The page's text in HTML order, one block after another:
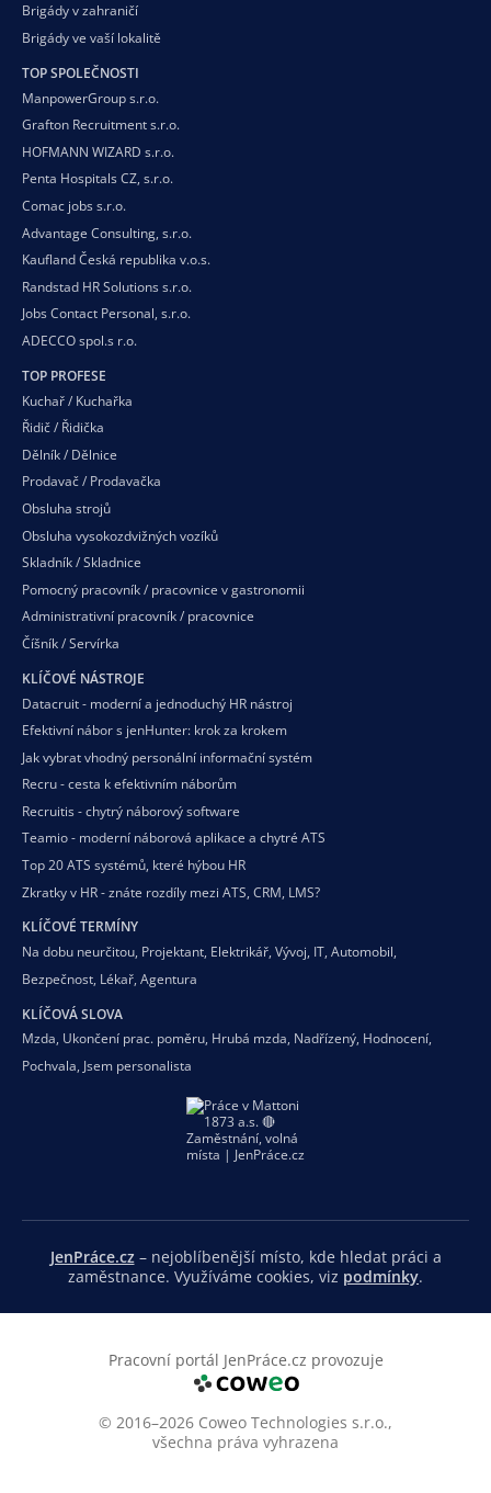
Brigády v zahraničí
Brigády ve vaší lokalitě
TOP SPOLEČNOSTI
ManpowerGroup s.r.o.
Grafton Recruitment s.r.o.
HOFMANN WIZARD s.r.o.
Penta Hospitals CZ, s.r.o.
Comac jobs s.r.o.
Advantage Consulting, s.r.o.
Kaufland Česká republika v.o.s.
Randstad HR Solutions s.r.o.
Jobs Contact Personal, s.r.o.
ADECCO spol.s r.o.
TOP PROFESE
Kuchař / Kuchařka
Řidič / Řidička
Dělník / Dělnice
Prodavač / Prodavačka
Obsluha strojů
Obsluha vysokozdvižných vozíků
Skladník / Skladnice
Pomocný pracovník / pracovnice v gastronomii
Administrativní pracovník / pracovnice
Číšník / Servírka
KLÍČOVÉ NÁSTROJE
Datacruit - moderní a jednoduchý HR nástroj
Efektivní nábor s jenHunter: krok za krokem
Jak vybrat vhodný personální informační systém
Recru - cesta k efektivním náborům
Recruitis - chytrý náborový software
Teamio - moderní náborová aplikace a chytré ATS
Top 20 ATS systémů, které hýbou HR
Zkratky v HR - znáte rozdíly mezi ATS, CRM, LMS?
KLÍČOVÉ TERMÍNY
Na dobu neurčitou, Projektant, Elektrikář, Vývoj, IT, Automobil,
Bezpečnost, Lékař, Agentura
KLÍČOVÁ SLOVA
Mzda, Ukončení prac. poměru, Hrubá mzda, Nadřízený, Hodnocení,
Pochvala, Jsem personalista
JenPráce.cz– nejoblíbenější místo, kde hledat práci a
zaměstnance. Využíváme cookies, viz podmínky.
Pracovní portál JenPráce.cz provozuje
© 2016–2026 Coweo Technologies s.r.o.,
všechna práva vyhrazena